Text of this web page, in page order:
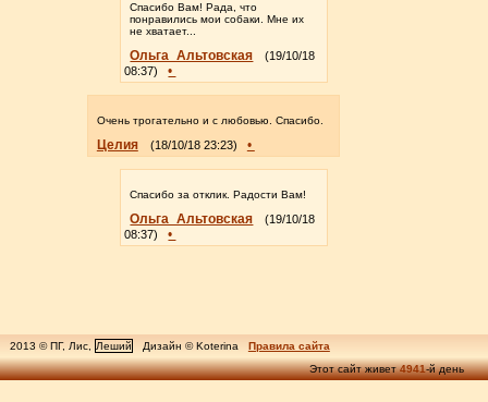
Спасибо Вам! Рада, что
понравились мои собаки. Мне их
не хватает...
Ольга_Альтовская
(19/10/18
08:37)
•
Очень трогательно и с любовью. Спасибо.
Целия (18/10/18 23:23) •
Спасибо за отклик. Радости Вам!
Ольга_Альтовская
(19/10/18
08:37)
•
2013 © ПГ, Лис, Леший Дизайн © Koterina
Правила сайта
Этот сайт живет4941-й день